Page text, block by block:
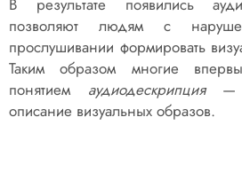
позволяют людям с
прослушивании формировать
Таким образом многие
понятием аудиодескрипция—
описание визуальных образов.